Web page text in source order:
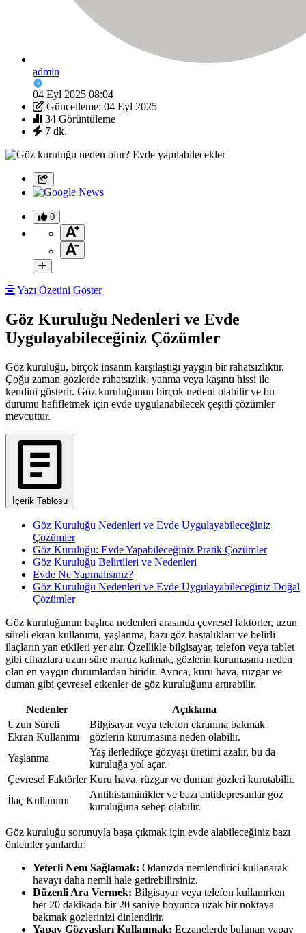
admin
04 Eyl 2025 08:04
Güncelleme: 04 Eyl 2025
34 Görüntüleme
7 dk.
0
Yazı Özetini Göster
Göz Kuruluğu Nedenleri ve Evde
Uygulayabileceğiniz Çözümler
Göz kuruluğu, birçok insanın karşılaştığı yaygın bir rahatsızlıktır.
Çoğu zaman gözlerde rahatsızlık, yanma veya kaşıntı hissi ile
kendini gösterir. Göz kuruluğunun birçok nedeni olabilir ve bu
durumu hafifletmek için evde uygulanabilecek çeşitli çözümler
mevcuttur.
İçerik Tablosu
Göz Kuruluğu Nedenleri ve Evde Uygulayabileceğiniz
Çözümler
Göz Kuruluğu: Evde Yapabileceğiniz Pratik Çözümler
Göz Kuruluğu Belirtileri ve Nedenleri
Evde Ne Yapmalısınız?
Göz Kuruluğu Nedenleri ve Evde Uygulayabileceğiniz Doğal
Çözümler
Göz kuruluğunun başlıca nedenleri arasında çevresel faktörler, uzun
süreli ekran kullanımı, yaşlanma, bazı göz hastalıkları ve belirli
ilaçların yan etkileri yer alır. Özellikle bilgisayar, telefon veya tablet
gibi cihazlara uzun süre maruz kalmak, gözlerin kurumasına neden
olan en yaygın durumlardan biridir. Ayrıca, kuru hava, rüzgar ve
duman gibi çevresel etkenler de göz kuruluğunu artırabilir.
Nedenler
Açıklama
Uzun Süreli
Ekran Kullanımı
Bilgisayar veya telefon ekranına bakmak
gözlerin kurumasına neden olabilir.
Yaşlanma
Yaş ilerledikçe gözyaşı üretimi azalır, bu da
kuruluğa yol açar.
Çevresel Faktörler Kuru hava, rüzgar ve duman gözleri kurutabilir.
İlaç Kullanımı
Antihistaminikler ve bazı antidepresanlar göz
kuruluğuna sebep olabilir.
Göz kuruluğu sorunuyla başa çıkmak için evde alabileceğiniz bazı
önlemler şunlardır:
Yeterli Nem Sağlamak: Odanızda nemlendirici kullanarak
havayı daha nemli hale getirebilirsiniz.
Düzenli Ara Vermek: Bilgisayar veya telefon kullanırken
her 20 dakikada bir 20 saniye boyunca uzak bir noktaya
bakmak gözlerinizi dinlendirir.
Yapay Gözyaşları Kullanmak: Eczanelerde bulunan yapay